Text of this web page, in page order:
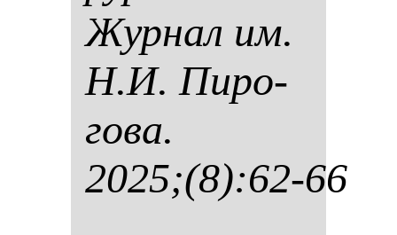
Жур­нал им.
Н.И. Пи­ро­
го­ва.
2025;(8):62-66